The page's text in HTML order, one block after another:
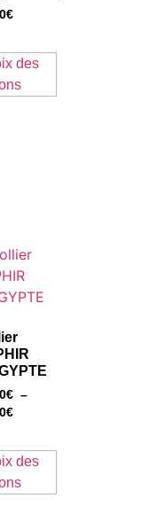
€
des
€ –
€
des